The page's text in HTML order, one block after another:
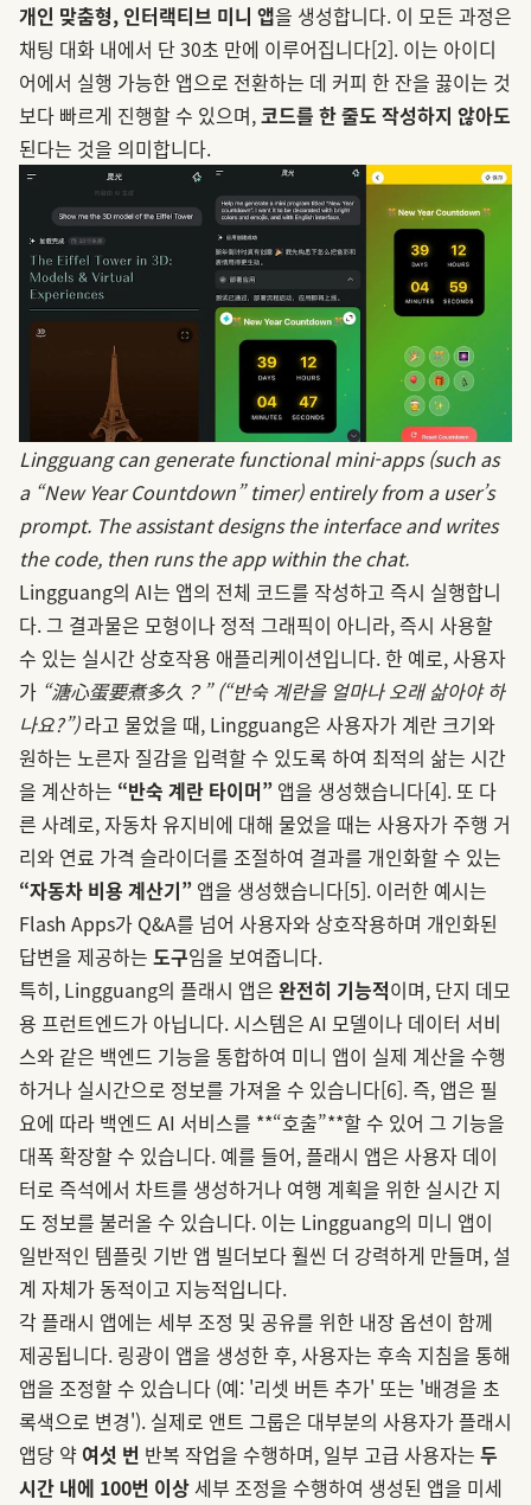
개인 맞춤형, 인터랙티브 미니 앱을 생성합니다. 이 모든 과정은
채팅 대화 내에서 단 30초 만에 이루어집니다[2]. 이는 아이디
어에서 실행 가능한 앱으로 전환하는 데 커피 한 잔을 끓이는 것
보다 빠르게 진행할 수 있으며,코드를 한 줄도 작성하지 않아도
된다는 것을 의미합니다.
Lingguang can generate functional mini-apps (such as
a “New Year Countdown” timer) entirely from a user’s
prompt. The assistant designs the interface and writes
the code, then runs the app within the chat.
Lingguang의 AI는 앱의 전체 코드를 작성하고 즉시 실행합니
다. 그 결과물은 모형이나 정적 그래픽이 아니라, 즉시 사용할
수 있는 실시간 상호작용 애플리케이션입니다. 한 예로, 사용자
가 “溏心蛋要煮多久？” (“반숙 계란을 얼마나 오래 삶아야 하
나요?”)라고 물었을 때, Lingguang은 사용자가 계란 크기와
원하는 노른자 질감을 입력할 수 있도록 하여 최적의 삶는 시간
을 계산하는 “반숙 계란 타이머” 앱을 생성했습니다[4]. 또 다
른 사례로, 자동차 유지비에 대해 물었을 때는 사용자가 주행 거
리와 연료 가격 슬라이더를 조절하여 결과를 개인화할 수 있는
“자동차 비용 계산기” 앱을 생성했습니다[5]. 이러한 예시는
Flash Apps가 Q&A를 넘어 사용자와 상호작용하며 개인화된
답변을 제공하는 도구임을 보여줍니다.
특히, Lingguang의 플래시 앱은 완전히 기능적이며, 단지 데모
용 프런트엔드가 아닙니다. 시스템은 AI 모델이나 데이터 서비
스와 같은 백엔드 기능을 통합하여 미니 앱이 실제 계산을 수행
하거나 실시간으로 정보를 가져올 수 있습니다[6]. 즉, 앱은 필
요에 따라 백엔드 AI 서비스를 **“호출”**할 수 있어 그 기능을
대폭 확장할 수 있습니다. 예를 들어, 플래시 앱은 사용자 데이
터로 즉석에서 차트를 생성하거나 여행 계획을 위한 실시간 지
도 정보를 불러올 수 있습니다. 이는 Lingguang의 미니 앱이
일반적인 템플릿 기반 앱 빌더보다 훨씬 더 강력하게 만들며, 설
계 자체가 동적이고 지능적입니다.
각 플래시 앱에는 세부 조정 및 공유를 위한 내장 옵션이 함께
제공됩니다. 링광이 앱을 생성한 후, 사용자는 후속 지침을 통해
앱을 조정할 수 있습니다 (예: '리셋 버튼 추가' 또는 '배경을 초
록색으로 변경'). 실제로 앤트 그룹은 대부분의 사용자가 플래시
앱당 약 여섯 번 반복 작업을 수행하며, 일부 고급 사용자는 두
시간 내에 100번 이상세부 조정을 수행하여 생성된 앱을 미세